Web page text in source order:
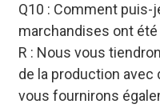
Q10 : Comment puis-
marchandises ont
R : Nous vous
de la production
vous fournirons